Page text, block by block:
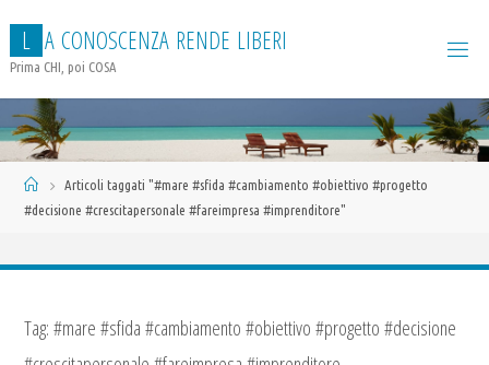
contenuto
L A CONOSCENZA RENDE LIBERI
Prima CHI, poi COSA
HomeArticoli taggati "#mare #sfida #cambiamento #obiettivo #progetto
#decisione #crescitapersonale #fareimpresa #imprenditore"
Tag:#mare #sfida #cambiamento #obiettivo #progetto #decisione